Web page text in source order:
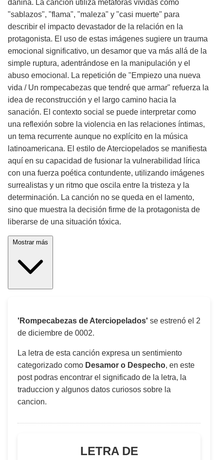
dañina. La canción utiliza metáforas vívidas como
"sablazos", "flama", "maleza" y "casi muerte" para
describir el impacto devastador de la relación en la
protagonista. El uso de estas imágenes sugiere un trauma
emocional significativo, un desamor que va más allá de la
simple ruptura, adentrándose en la manipulación y el
abuso emocional. La repetición de "Empiezo una nueva
vida / Un rompecabezas que tendré que armar" refuerza la
idea de reconstrucción y el largo camino hacia la
sanación. El contexto social se puede interpretar como
una reflexión sobre la violencia en las relaciones íntimas,
un tema recurrente aunque no explícito en la música
latinoamericana. El estilo de Aterciopelados se manifiesta
aquí en su capacidad de fusionar la vulnerabilidad lírica
con una fuerza poética contundente, utilizando imágenes
surrealistas y un ritmo que oscila entre la tristeza y la
determinación. La canción no se queda en el lamento,
sino que muestra la decisión firme de la protagonista de
liberarse de una situación tóxica.
'Rompecabezas de Aterciopelados' se estrenó el 2
de diciembre de 0002.
La letra de esta canción expresa un sentimiento
categorizado como Desamor o Despecho, en este
post podras encontrar el significado de la letra, la
traduccion y algunos datos curiosos sobre la
cancion.
LETRA DE